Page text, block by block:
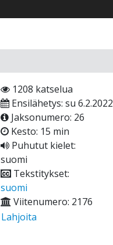
1208 katselua
Ensilähetys: su 6.2.2022
Jaksonumero: 26
Kesto: 15 min
Puhutut kielet:
suomi
Tekstitykset:
suomi
Viitenumero: 2176
Lahjoita